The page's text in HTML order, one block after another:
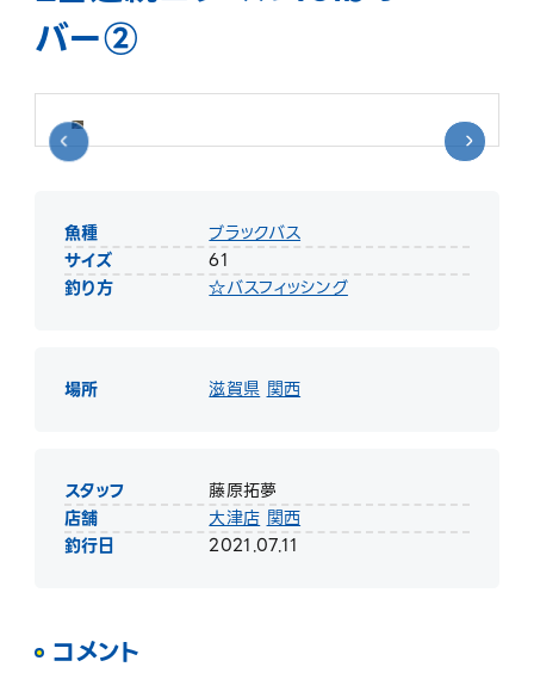
バー②
魚種
ブラックバス
サイズ
61
釣り方
☆バスフィッシング
場所 滋賀県 関西
スタッフ
藤原拓夢
店舗
大津店 関西
釣行日
2021.07.11
コメント